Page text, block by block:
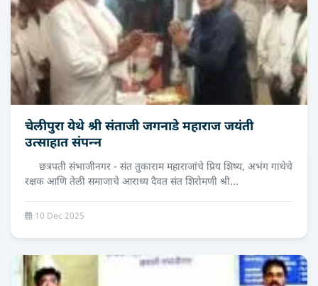
चेलीपुरा येथे श्री संताजी जगनाडे महाराज जयंती
उत्साहात संपन्‍न
छत्रपती संभाजीनगर - संत तुकाराम महाराजांचे प्रिय शिष्य, अभंग गाथेचे
रक्षक आणि तेली समाजाचे आराध्य दैवत संत शिरोमणी श्री...
10 Dec 2025